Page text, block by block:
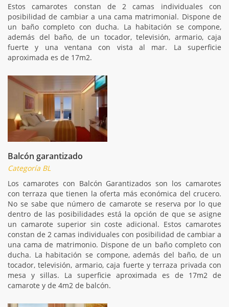
Estos camarotes constan de 2 camas individuales con
posibilidad de cambiar a una cama matrimonial. Dispone de
un baño completo con ducha. La habitación se compone,
además del baño, de un tocador, televisión, armario, caja
fuerte y una ventana con vista al mar. La superficie
aproximada es de 17m2.
Balcón garantizado
Categoría BL
Los camarotes con Balcón Garantizados son los camarotes
con terraza que tienen la oferta más económica del crucero.
No se sabe que número de camarote se reserva por lo que
dentro de las posibilidades está la opción de que se asigne
un camarote superior sin coste adicional. Estos camarotes
constan de 2 camas individuales con posibilidad de cambiar a
una cama de matrimonio. Dispone de un baño completo con
ducha. La habitación se compone, además del baño, de un
tocador, televisión, armario, caja fuerte y terraza privada con
mesa y sillas. La superficie aproximada es de 17m2 de
camarote y de 4m2 de balcón.